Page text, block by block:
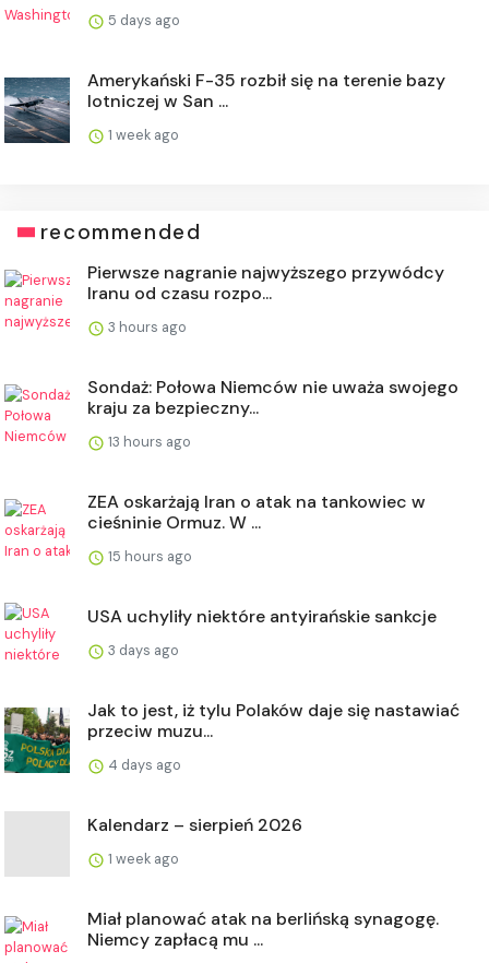
5 days ago
Amerykański F-35 rozbił się na terenie bazy
lotniczej w San ...
1 week ago
recommended
Pierwsze nagranie najwyższego przywódcy
Iranu od czasu rozpo...
3 hours ago
Sondaż: Połowa Niemców nie uważa swojego
kraju za bezpieczny...
13 hours ago
ZEA oskarżają Iran o atak na tankowiec w
cieśninie Ormuz. W ...
15 hours ago
USA uchyliły niektóre antyirańskie sankcje
3 days ago
Jak to jest, iż tylu Polaków daje się nastawiać
przeciw muzu...
4 days ago
Kalendarz – sierpień 2026
1 week ago
Miał planować atak na berlińską synagogę.
Niemcy zapłacą mu ...